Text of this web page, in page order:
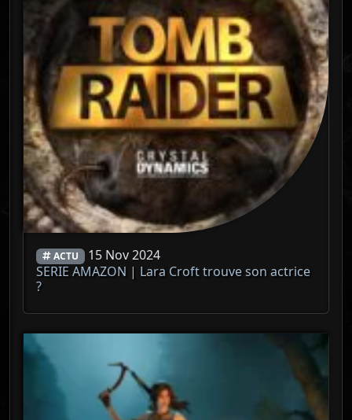
ACTU 15 Nov 2024
SERIE AMAZON | Lara Croft trouve son actrice
?